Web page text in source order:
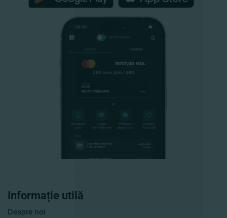
Informație utilă
Despre noi